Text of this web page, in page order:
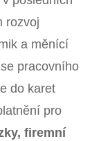
rozvoj
a měnící
pracovního
do karet
pro
firemní